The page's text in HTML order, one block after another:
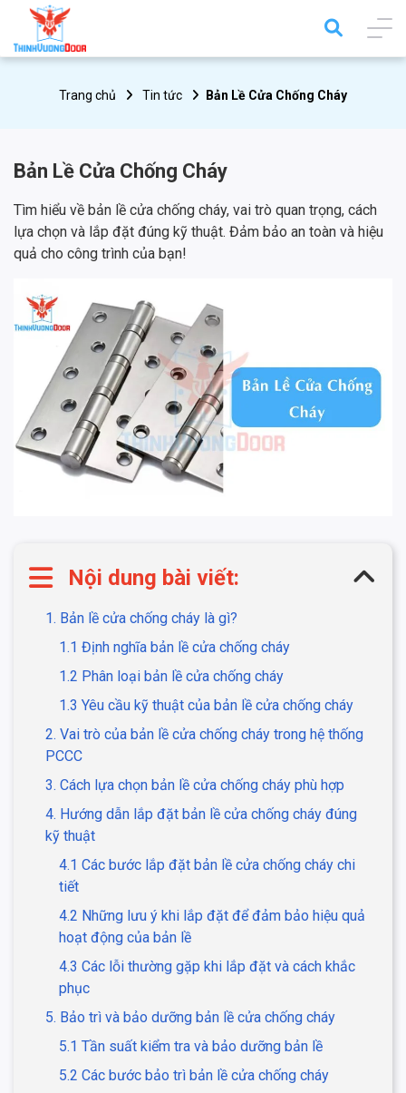
Trang chủ Tin tức Bản Lề Cửa Chống Cháy
Bản Lề Cửa Chống Cháy
Tìm hiểu về bản lề cửa chống cháy, vai trò quan trọng, cách
lựa chọn và lắp đặt đúng kỹ thuật. Đảm bảo an toàn và hiệu
quả cho công trình của bạn!
Nội dung bài viết:
1. Bản lề cửa chống cháy là gì?
1.1 Định nghĩa bản lề cửa chống cháy
1.2 Phân loại bản lề cửa chống cháy
1.3 Yêu cầu kỹ thuật của bản lề cửa chống cháy
2. Vai trò của bản lề cửa chống cháy trong hệ thống
PCCC
3. Cách lựa chọn bản lề cửa chống cháy phù hợp
4. Hướng dẫn lắp đặt bản lề cửa chống cháy đúng
kỹ thuật
4.1 Các bước lắp đặt bản lề cửa chống cháy chi
tiết
4.2 Những lưu ý khi lắp đặt để đảm bảo hiệu quả
hoạt động của bản lề
4.3 Các lỗi thường gặp khi lắp đặt và cách khắc
phục
5. Bảo trì và bảo dưỡng bản lề cửa chống cháy
5.1 Tần suất kiểm tra và bảo dưỡng bản lề
5.2 Các bước bảo trì bản lề cửa chống cháy